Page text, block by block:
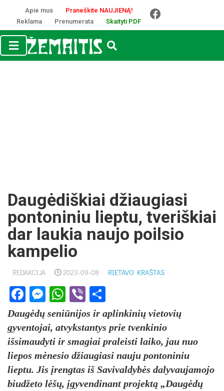
Apie mus
Praneškite NAUJIENĄ!
Reklama
Prenumerata Skaityti PDF
Daugėdiškiai džiaugiasi
pontoniniu lieptu, tveriškiai
dar laukia naujo poilsio
kampelio
REDAKCIJA 2023-09-08 RIETAVO KRAŠTAS
Facebook
Messenger
WhatsApp
Viber
Daugėdų seniūnijos ir aplinkinių vietovių
gyventojai, atvykstantys prie tvenkinio
išsimaudyti ir smagiai praleisti laiko, jau nuo
liepos mėnesio džiaugiasi nauju pontoniniu
lieptu. Jis įrengtas iš Savivaldybės dalyvaujamojo
biudžeto lėšų, įgyvendinant projektą „Daugėdų